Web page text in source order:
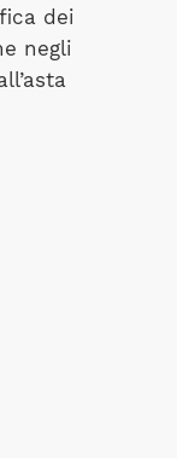
dei
negli